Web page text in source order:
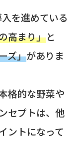
を進めている
高まり」と
ズ」がありま
格的な野菜や
セプトは、他
ントになって